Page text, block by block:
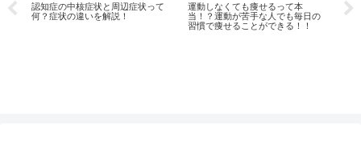
認知症の中核症状と周辺症状って
何？症状の違いを解説！
運動しなくても痩せるって本
当！？運動が苦手な人でも毎日の
習慣で痩せることができる！！
実
で